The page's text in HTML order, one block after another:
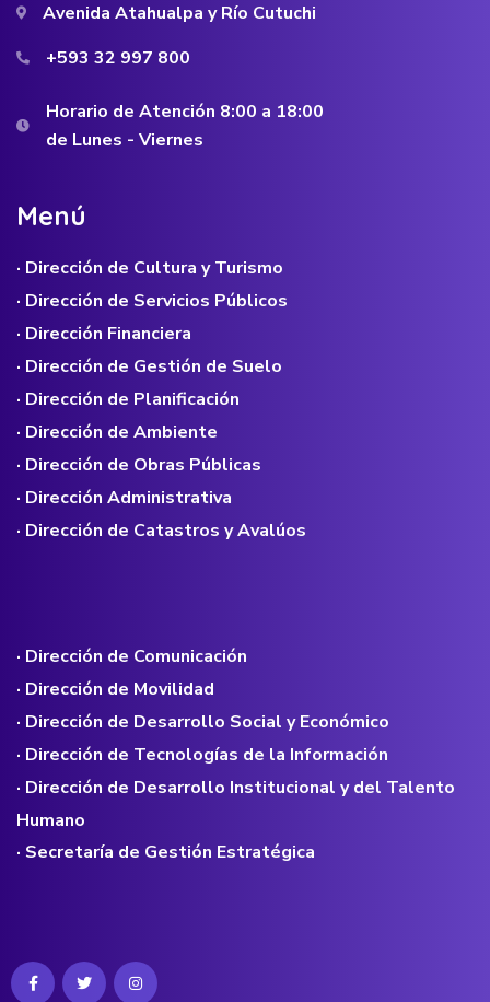
Avenida Atahualpa y Río Cutuchi
+593 32 997 800
Horario de Atención 8:00 a 18:00
de Lunes - Viernes
Menú
· Dirección de Cultura y Turismo
· Dirección de Servicios Públicos
· Dirección Financiera
· Dirección de Gestión de Suelo
· Dirección de Planificación
· Dirección de Ambiente
· Dirección de Obras Públicas
· Dirección Administrativa
· Dirección de Catastros y Avalúos
· Dirección de Comunicación
· Dirección de Movilidad
· Dirección de Desarrollo Social y Económico
· Dirección de Tecnologías de la Información
· Dirección de Desarrollo Institucional y del Talento
Humano
· Secretaría de Gestión Estratégica